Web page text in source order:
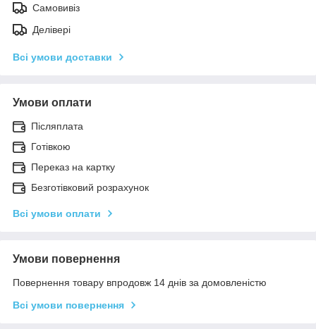
Самовивіз
Делівері
Всі умови доставки
Умови оплати
Післяплата
Готівкою
Переказ на картку
Безготівковий розрахунок
Всі умови оплати
Умови повернення
Повернення товару впродовж 14 днів за домовленістю
Всі умови повернення